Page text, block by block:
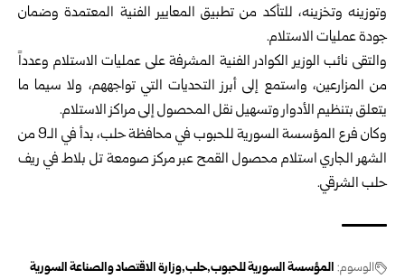
وتوزينه وتخزينه، للتأكد من تطبيق المعايير الفنية المعتمدة وضمان
جودة عمليات الاستلام.
والتقى نائب الوزير الكوادر الفنية المشرفة على عمليات الاستلام وعدداً
من المزارعين، واستمع إلى أبرز التحديات التي تواجههم، ولا سيما ما
يتعلق بتنظيم الأدوار وتسهيل نقل المحصول إلى مراكز الاستلام.
وكان فرع المؤسسة السورية للحبوب في محافظة حلب، بدأ في الـ9 من
الشهر الجاري استلام محصول القمح عبر مركز صومعة تل بلاط في ريف
حلب الشرقي.
الوسوم: المؤسسة السورية للحبوب حلب وزارة الاقتصاد والصناعة السورية